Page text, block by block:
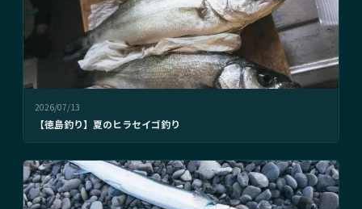
2026/07/13
【徳島釣り】夏のヒラセイゴ釣り